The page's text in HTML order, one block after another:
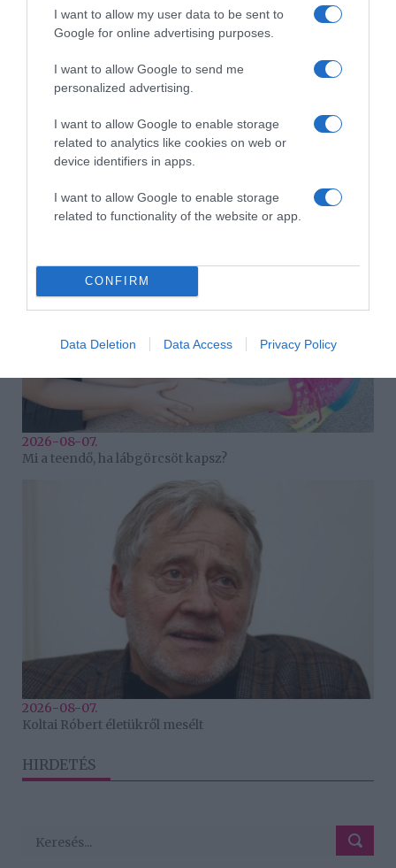
I want to allow my user data to be sent to
Google for online advertising purposes.
I want to allow Google to send me
personalized advertising.
I want to allow Google to enable storage
related to analytics like cookies on web or
device identifiers in apps.
I want to allow Google to enable storage
related to functionality of the website or app.
CONFIRM
Data Deletion Data Access Privacy Policy
Grillezett halloumis cukkinis tésztasaláta
2026-08-07.
Mi a teendő, ha lábgörcsöt kapsz?
2026-08-07.
Koltai Róbert életükről mesélt
HIRDETÉS